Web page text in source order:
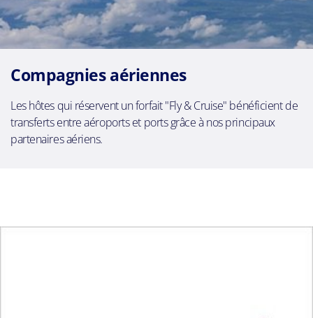
Compagnies aériennes
Les hôtes qui réservent un forfait "Fly & Cruise" bénéficient de
transferts entre aéroports et ports grâce à nos principaux
partenaires aériens.